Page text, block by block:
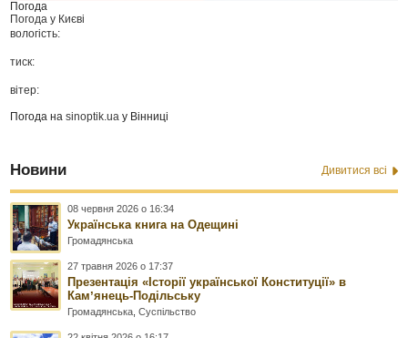
Погода
Погода у Києві
вологість:
тиск:
вітер:
Погода наsinoptik.ua у Вінниці
Новини Дивитися всі
08 червня 2026 о 16:34
Українська книга на Одещині
Громадянська
27 травня 2026 о 17:37
Презентація «Історії української Конституції» в
Камʼянець-Подільську
Громадянська ,Суспільство